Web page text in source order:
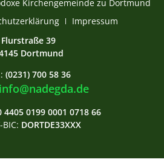
Kirchengemeinde zu Dortmund
Impressum
Flurstraße 39
Dortmund
(0231) 700 58 36
info@nadegda.de
4405 0199 0001 0718 66
BIC: DORTDE33XXX